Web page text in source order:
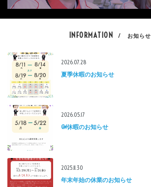
INFORMATION / お知らせ
2026.07.28
夏季休暇のお知らせ
2026.05.17
GW休暇のお知らせ
2025.11.30
年末年始の休業のお知らせ